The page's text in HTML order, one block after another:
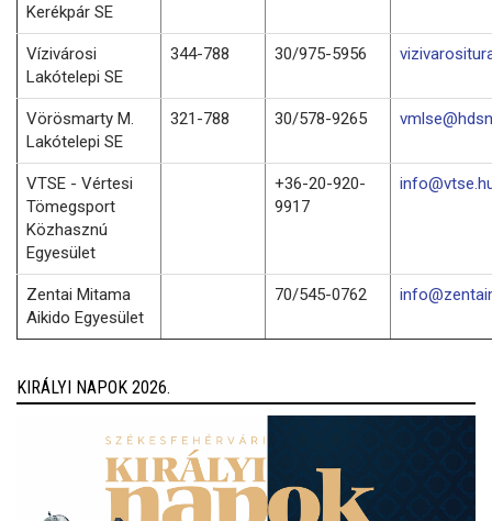
Kerékpár SE
Vízivárosi
Lakótelepi SE
344-788 30/975-5956
Vörösmarty M.
Lakótelepi SE
321-788 30/578-9265
VTSE - Vértesi
Tömegsport
Közhasznú
Egyesület
+36-20-920-
9917
Zentai Mitama
Aikido Egyesület
70/545-0762
KIRÁLYI NAPOK 2026.